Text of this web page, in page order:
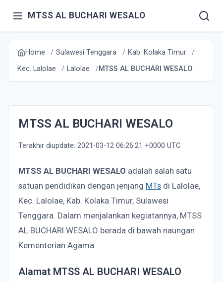
MTSS AL BUCHARI WESALO
Home Sulawesi Tenggara
Kab. Kolaka Timur
Kec. Lalolae
Lalolae MTSS AL BUCHARI WESALO
MTSS AL BUCHARI WESALO
Terakhir diupdate: 2021-03-12 06:26:21 +0000 UTC
MTSS AL BUCHARI WESALO adalah salah satu
satuan pendidikan dengan jenjang MTs di Lalolae,
Kec. Lalolae, Kab. Kolaka Timur, Sulawesi
Tenggara. Dalam menjalankan kegiatannya, MTSS
AL BUCHARI WESALO berada di bawah naungan
Kementerian Agama.
Alamat MTSS AL BUCHARI WESALO